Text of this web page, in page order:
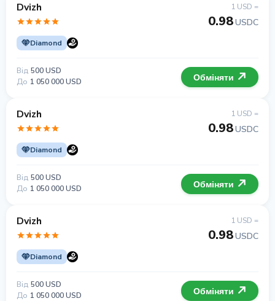
Dvizh
Diamond
1 USD =
0.98USDC
Від 500 USD
До 1 050 000 USD Обміняти
Dvizh
Diamond
1 USD =
0.98USDC
Від 500 USD
До 1 050 000 USD Обміняти
Dvizh
Diamond
1 USD =
0.98USDC
Від 500 USD
До 1 050 000 USD Обміняти